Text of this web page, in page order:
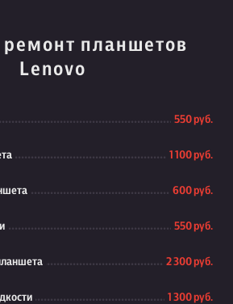
планшетов
Lenovo
550 руб.
1 100 руб.
600 руб.
550 руб.
2 300 руб.
1 300 руб.